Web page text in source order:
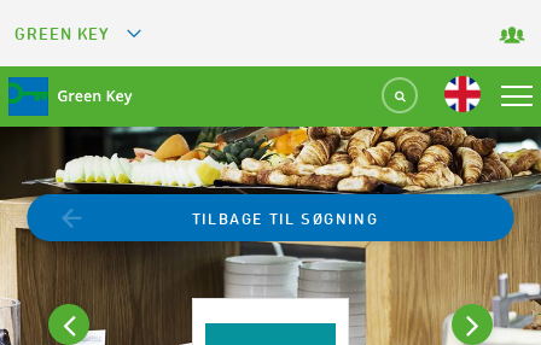
GREEN KEY
GREEN RESTAURANT
GREEN SPORT FACILITY
GREEN TOURISM ORGANIZATION
GREEN CAMPING
TILBAGE TIL SØGNING